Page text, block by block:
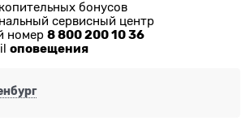
бонусов
сервисный центр
номер 8 800 200 10 36
оповещения